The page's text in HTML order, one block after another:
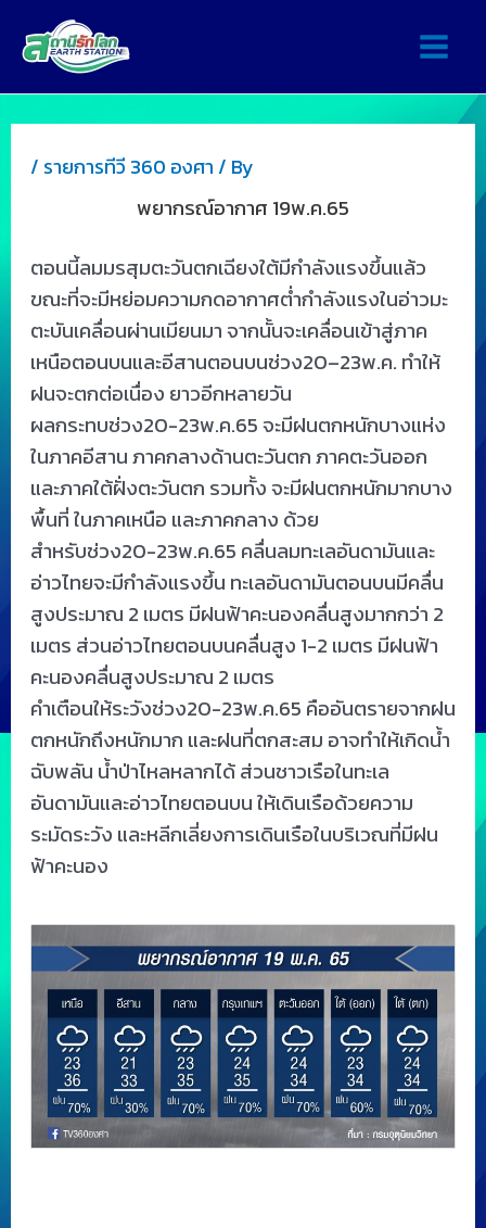
/ รายการทีวี 360 องศา / By
พยากรณ์อากาศ 19พ.ค.65
ตอนนี้ลมมรสุมตะวันตกเฉียงใต้มีกำลังแรงขึ้นแล้ว
ขณะที่จะมีหย่อมความกดอากาศต่ำกำลังแรงในอ่าวมะ
ตะบันเคลื่อนผ่านเมียนมา จากนั้นจะเคลื่อนเข้าสู่ภาค
เหนือตอนบนและอีสานตอนบนช่วง20–23พ.ค. ทำให้
ฝนจะตกต่อเนื่อง ยาวอีกหลายวัน
ผลกระทบช่วง20-23พ.ค.65 จะมีฝนตกหนักบางแห่ง
ในภาคอีสาน ภาคกลางด้านตะวันตก ภาคตะวันออก
และภาคใต้ฝั่งตะวันตก รวมทั้ง จะมีฝนตกหนักมากบาง
พื้นที่ ในภาคเหนือ และภาคกลาง ด้วย
สำหรับช่วง20-23พ.ค.65 คลื่นลมทะเลอันดามันและ
อ่าวไทยจะมีกำลังแรงขึ้น ทะเลอันดามันตอนบนมีคลื่น
สูงประมาณ 2 เมตร มีฝนฟ้าคะนองคลื่นสูงมากกว่า 2
เมตร ส่วนอ่าวไทยตอนบนคลื่นสูง 1-2 เมตร มีฝนฟ้า
คะนองคลื่นสูงประมาณ 2 เมตร
คำเตือนให้ระวังช่วง20-23พ.ค.65 คืออันตรายจากฝน
ตกหนักถึงหนักมาก และฝนที่ตกสะสม อาจทำให้เกิดน้ำ
ฉับพลัน น้ำป่าไหลหลากได้ ส่วนชาวเรือในทะเล
อันดามันและอ่าวไทยตอนบน ให้เดินเรือด้วยความ
ระมัดระวัง และหลีกเลี่ยงการเดินเรือในบริเวณที่มีฝน
ฟ้าคะนอง